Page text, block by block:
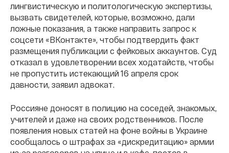
лингвистическую и политологическую экспертизы,
вызвать свидетелей, которые, возможно, дали
ложные показания, а также направить запрос к
соцсети «ВКонтакте», чтобы подтвердить факт
размещения публикации с фейковых аккаунтов. Суд
отказал в удовлетворении всех ходатайств, чтобы
не пропустить истекающий 16 апреля срок
давности, заявил адвокат.
Россияне доносят в полицию на соседей, знакомых,
учителей и даже на своих родственников. После
появления новых статей на фоне войны в Украине
сообщалось о штрафах за «дискредитацию» армии